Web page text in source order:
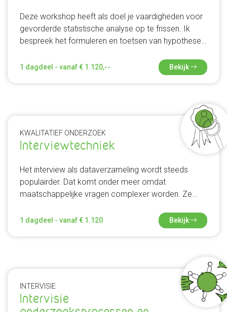
Deze workshop heeft als doel je vaardigheden voor
gevorderde statistische analyse op te frissen. Ik
bespreek het formuleren en toetsen van hypothesen,
zoals de t-test, variantie- en regressie-analyse.
Hierbij maak ik gebruik van SPSS. Uiteraard ga ik op
1 dagdeel - vanaf € 1.120,-- Bekijk
KWALITATIEF ONDERZOEK
Interviewtechniek
Het interview als dataverzameling wordt steeds
populairder. Dat komt onder meer omdat
maatschappelijke vragen complexer worden. Ze
beantwoord worden. In deze workshop neem ik je
mee met het ontwikkelen van interview vragen, leer
effectief en efficiënt interviews afnemen.
1 dagdeel - vanaf € 1.120 Bekijk
INTERVISIE
Intervisie